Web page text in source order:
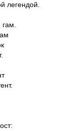
легендой.